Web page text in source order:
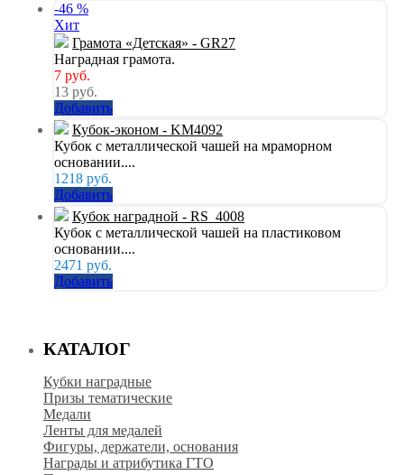
-46 %
Хит
Грамота «Детская» - GR27
Наградная грамота.
7 руб.
13 руб.
Добавить
Кубок-эконом - KM4092
Кубок с металлической чашей на мраморном
основании....
1218 руб.
Добавить
Кубок наградной - RS_4008
Кубок с металлической чашей на пластиковом
основании....
2471 руб.
Добавить
КАТАЛОГ
Кубки наградные
Призы тематические
Медали
Ленты для медалей
Фигуры, держатели, основания
Награды и атрибутика ГТО